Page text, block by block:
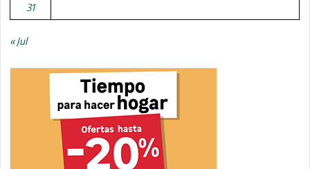
31
« Jul